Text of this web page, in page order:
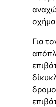
Για